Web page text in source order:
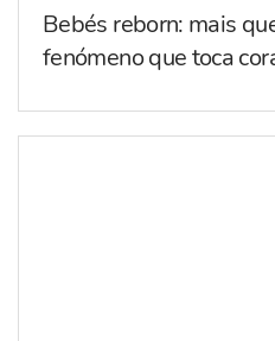
Bebés reborn: mais
fenómeno que toca